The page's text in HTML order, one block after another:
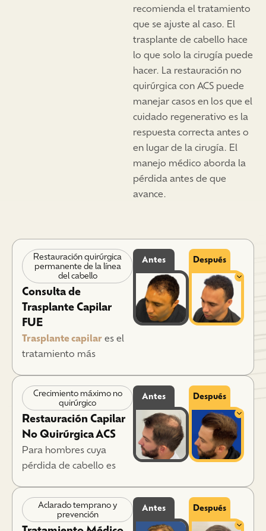
recomienda el tratamiento
que se ajuste al caso. El
trasplante de cabello hace
lo que solo la cirugía puede
hacer. La restauración no
quirúrgica con ACS puede
manejar casos en los que el
cuidado regenerativo es la
respuesta correcta antes o
en lugar de la cirugía. El
manejo médico aborda la
pérdida antes de que
avance.
Restauración quirúrgica
permanente de la línea
del cabello
Consulta de
Trasplante Capilar
FUE
Trasplante capilares el
tratamiento más
mover físicamente el
cabello al área de
pérdida. Northwestern
Hair es conocido por su
técnica avanzada, Micro
PUE, un refinamiento de
diseñado para producir
injertos más sanos y
resultados más naturales
Antes Después
Crecimiento máximo no
quirúrgico
Restauración Capilar
No Quirúrgica ACS
Para hombres cuya
pérdida de cabello es
responder bien al
cuidado no quirúrgico, el
Suero Celular Autólogo
Antes Después
Aclarado temprano y
prevención
Antes Después